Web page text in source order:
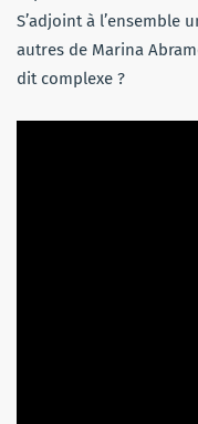
S’adjoint à l’ensemble
autres de Marina
dit complexe ?